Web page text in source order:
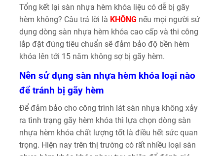
Tổng kết lại sàn nhựa hèm khóa liệu có dễ bị gãy
hèm không? Câu trả lời là KHÔNG nếu mọi người sử
dụng dòng sàn nhựa hèm khóa cao cấp và thi công
lắp đặt đúng tiêu chuẩn sẽ đảm bảo độ bền hèm
khóa lên tới 15 năm không sợ bị gãy hèm.
Nên sử dụng sàn nhựa hèm khóa loại nào
để tránh bị gãy hèm
Để đảm bảo cho công trình lát sàn nhựa không xảy
ra tình trạng gãy hèm khóa thì lựa chọn dòng sàn
nhựa hèm khóa chất lượng tốt là điều hết sức quan
trọng. Hiện nay trên thị trường có rất nhiều loại sàn